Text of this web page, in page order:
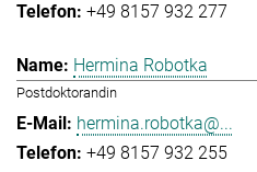
+49 8157 932 277
Hermina Robotka
Postdoktorandin
hermina.robotka@...
+49 8157 932 255